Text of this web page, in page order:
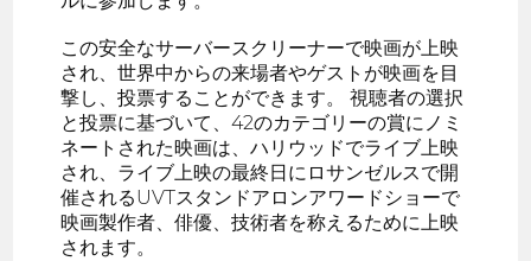
この安全なサーバースクリーナーで映画が上映
され、世界中からの来場者やゲストが映画を目
撃し、投票することができます。 視聴者の選択
と投票に基づいて、42のカテゴリーの賞にノミ
ネートされた映画は、ハリウッドでライブ上映
され、ライブ上映の最終日にロサンゼルスで開
催されるUVTスタンドアロンアワードショーで
映画製作者、俳優、技術者を称えるために上映
されます。